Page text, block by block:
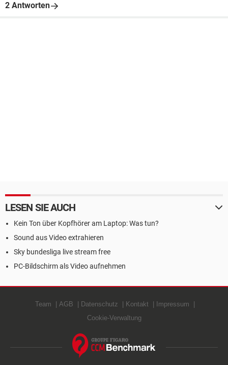
2 Antworten
LESEN SIE AUCH
Kein Ton über Kopfhörer am Laptop: Was tun?
Sound aus Video extrahieren
Sky bundesliga live stream free
PC-Bildschirm als Video aufnehmen
Team AGB Datenschutz Kontakt
Impressum
Cookie-Verwaltung